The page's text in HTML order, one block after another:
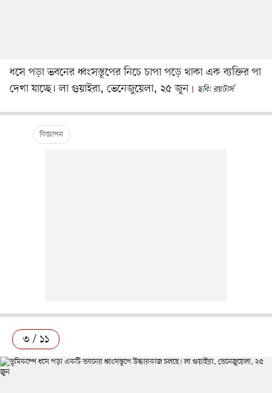
ধসে পড়া ভবনের ধ্বংসস্তূপের নিচে চাপা পড়ে থাকা এক ব্যক্তির পা
দেখা যাচ্ছে। লা গুয়াইরা, ভেনেজুয়েলা, ২৫ জুন
ছবি: রয়টার্স
৩ / ১১